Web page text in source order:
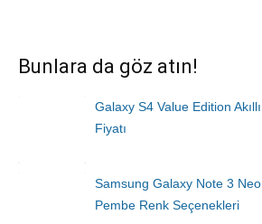
Bunlara da göz atın!
Galaxy S4 Value Edition
Fiyatı
Samsung Galaxy Note 3 Neo
Pembe Renk Seçenekleri